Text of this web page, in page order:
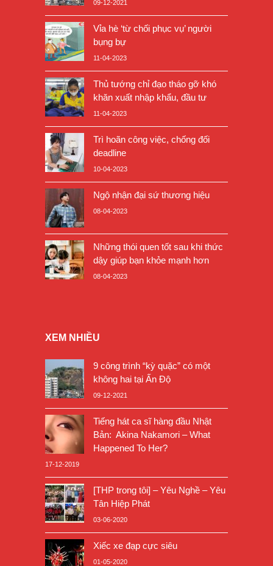
09-12-2021
Vỉa hè ‘từ chối phục vụ’ người
bụng bự
11-04-2023
Thủ tướng chỉ đạo tháo gỡ khó
khăn xuất nhập khẩu, đầu tư
11-04-2023
Trì hoãn công việc, chống đối
deadline
10-04-2023
Ngộ nhận đại sứ thương hiệu
08-04-2023
Những thói quen tốt sau khi thức
dậy giúp bạn khỏe mạnh hơn
08-04-2023
XEM NHIỀU
9 công trình “kỳ quặc” có một
không hai tại Ấn Độ
09-12-2021
Tiếng hát ca sĩ hàng đầu Nhật
Bản: Akina Nakamori – What
Happened To Her?
17-12-2019
[THP trong tôi] – Yêu Nghề – Yêu
Tân Hiệp Phát
03-06-2020
Xiếc xe đạp cực siêu
01-05-2020